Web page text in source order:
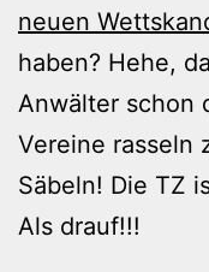
neuen
haben? Hehe,
Anwälter schon
Vereine rasseln
Säbeln! Die TZ
Als drauf!!!